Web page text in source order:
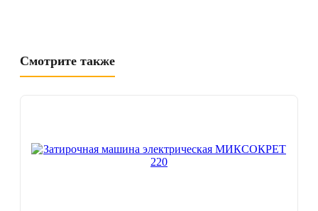
Смотрите также